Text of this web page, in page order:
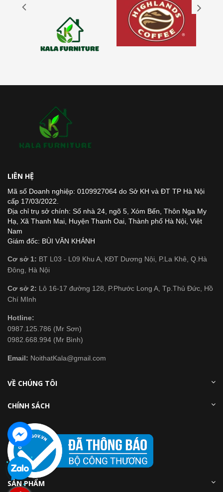
LIÊN HỆ
Mã số Doanh nghiệp: 0109927064 do Sở KH và ĐT TP Hà Nội
cấp 17/03/2022.
Địa chỉ trụ sở chính: Số nhà 24, ngõ 5, Xóm Bến, Thôn Nga My
Hạ, Xã Thanh Mai, Huyện Thanh Oai, Thành phố Hà Nội, Việt
Nam
Giám đốc: BÙI VĂN KHÁNH
Cơ sở 1: BT L03 - L09 Khu A, KĐT Dương Nội, P.La Khê, Q.Hà
Đông, Hà Nội
Cơ sở 2: Lô 16-17 đường 128, P.Phước Long A, Tp.Thủ Đức, Hồ
Chí MInh
Hotline:
0987.125.786 (Mr Sơn)
0982.668.994 (Mr Bình)
Email: NoithatKala@gmail.com
VỀ CHÚNG TÔI
CHÍNH SÁCH
SẢN PHẨM